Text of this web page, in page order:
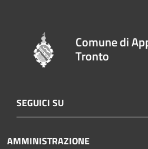
Comune di
Tronto
SEGUICI SU
AMMINISTRAZIONE